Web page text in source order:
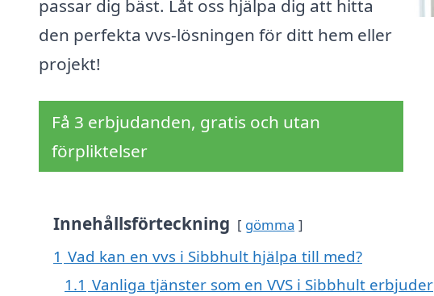
passar dig bäst. Låt oss hjälpa dig att hitta
den perfekta vvs-lösningen för ditt hem eller
projekt!
Få 3 erbjudanden, gratis och utan
förpliktelser
Innehållsförteckning gömma
1 Vad kan en vvs i Sibbhult hjälpa till med?
1.1 Vanliga tjänster som en VVS i Sibbhult erbjuder